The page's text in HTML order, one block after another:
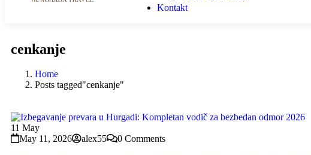
Kontakt
cenkanje
Home
Posts tagged"cenkanje"
11 May
May 11, 2026
alex55 0 Comments